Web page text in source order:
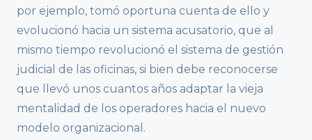
por ejemplo, tomó oportuna cuenta de ello y
evolucionó hacia un sistema acusatorio, que al
mismo tiempo revolucionó el sistema de gestión
judicial de las oficinas, si bien debe reconocerse
que llevó unos cuantos años adaptar la vieja
mentalidad de los operadores hacia el nuevo
modelo organizacional.